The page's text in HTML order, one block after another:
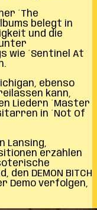
´The
belegt in
und die
wie ´Sentinel At
ebenso
kann,
Liedern ´Master
in ´Not Of
Lansing,
erzählen
DEMON BITCH
Demo verfolgen,